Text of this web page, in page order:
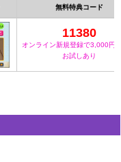
無料特典コード
11380
オンライン新規登録で3,000円
お試しあり